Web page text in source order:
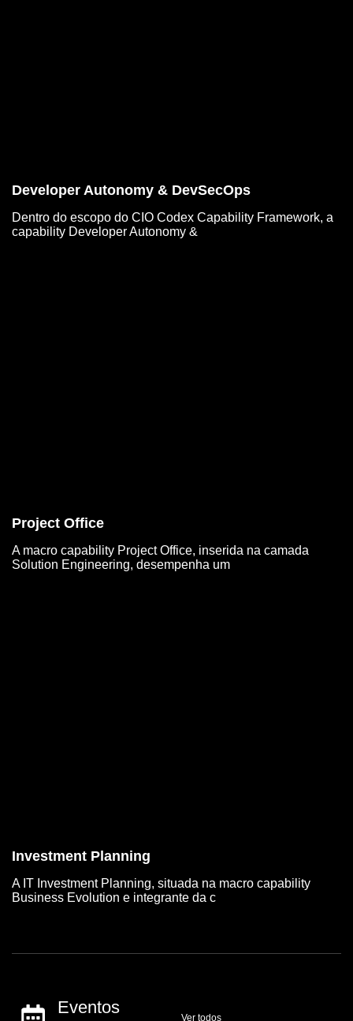
Developer Autonomy & DevSecOps
Dentro do escopo do CIO Codex Capability Framework, a
capability Developer Autonomy &
Project Office
A macro capability Project Office, inserida na camada
Solution Engineering, desempenha um
Investment Planning
A IT Investment Planning, situada na macro capability
Business Evolution e integrante da c
Eventos
Ver todos